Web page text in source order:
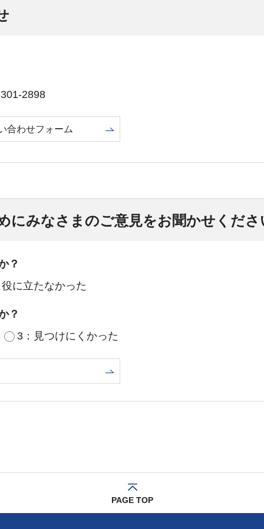
2898
合わせフォーム
にみなさまのご意見をお聞かせくださ
？
に立たなかった
？
3：見つけにくかった
PAGE TOP